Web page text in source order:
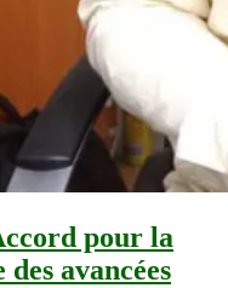
pour la
avancées